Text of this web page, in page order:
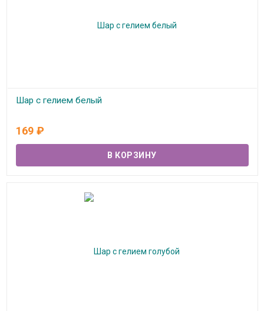
Шар с гелием белый
169 ₽